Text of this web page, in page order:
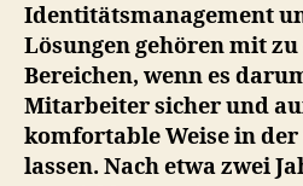
Identitätsmanagement
Lösungen gehören mit
Bereichen, wenn es
Mitarbeiter sicher und
komfortable Weise in
lassen. Nach etwa zwei